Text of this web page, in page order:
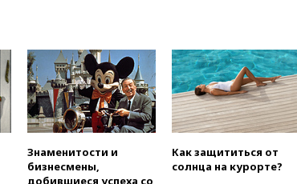
в Армении
вчера, 21:00В России вновь
обсуждают эксперимент по
онлайн-продаже алкоголя
вчера, 20:45Матвиенко:
рекомендовать не посещать
Армению
Знаменитости и
бизнесмены,
добившиеся успеха со
Как защититься от
солнца на курорте?